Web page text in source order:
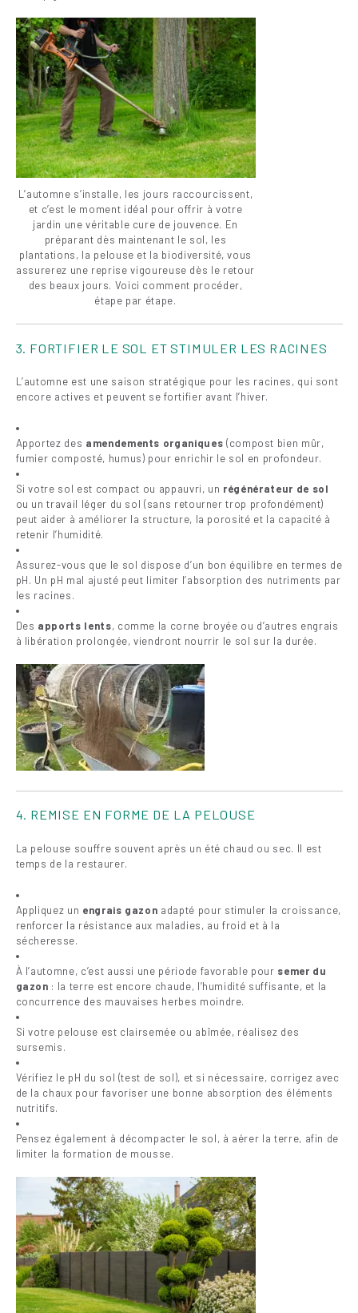
L’automne s’installe, les jours raccourcissent,
et c’est le moment idéal pour offrir à votre
jardin une véritable cure de jouvence. En
préparant dès maintenant le sol, les
plantations, la pelouse et la biodiversité, vous
assurerez une reprise vigoureuse dès le retour
des beaux jours. Voici comment procéder,
étape par étape.
3. FORTIFIER LE SOL ET STIMULER LES RACINES
L’automne est une saison stratégique pour les racines, qui sont
encore actives et peuvent se fortifier avant l’hiver.
Apportez des amendements organiques (compost bien mûr,
fumier composté, humus) pour enrichir le sol en profondeur.
Si votre sol est compact ou appauvri, un régénérateur de sol
ou un travail léger du sol (sans retourner trop profondément)
peut aider à améliorer la structure, la porosité et la capacité à
retenir l’humidité.
Assurez-vous que le sol dispose d’un bon équilibre en termes de
pH. Un pH mal ajusté peut limiter l’absorption des nutriments par
les racines.
Des apports lents, comme la corne broyée ou d’autres engrais
à libération prolongée, viendront nourrir le sol sur la durée.
4. REMISE EN FORME DE LA PELOUSE
La pelouse souffre souvent après un été chaud ou sec. Il est
temps de la restaurer.
Appliquez un engrais gazon adapté pour stimuler la croissance,
renforcer la résistance aux maladies, au froid et à la
sécheresse.
À l’automne, c’est aussi une période favorable pour semer du
gazon : la terre est encore chaude, l’humidité suffisante, et la
concurrence des mauvaises herbes moindre.
Si votre pelouse est clairsemée ou abîmée, réalisez des
sursemis.
Vérifiez le pH du sol (test de sol), et si nécessaire, corrigez avec
de la chaux pour favoriser une bonne absorption des éléments
nutritifs.
Pensez également à décompacter le sol, à aérer la terre, afin de
limiter la formation de mousse.